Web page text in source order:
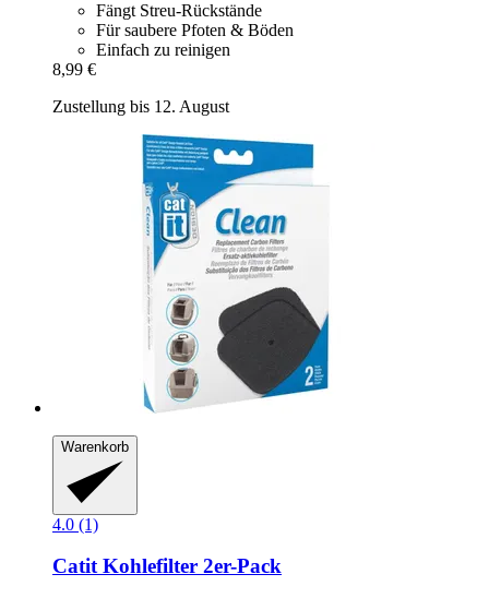
Fängt Streu-Rückstände
Für saubere Pfoten & Böden
Einfach zu reinigen
8,99 €
Zustellung bis 12. August
Warenkorb
4.0 (1)
CatitKohlefilter 2er-​Pack